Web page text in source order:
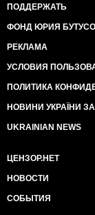
ПОДДЕРЖАТЬ
ФОНД ЮРИЯ
РЕКЛАМА
УСЛОВИЯ
ПОЛИТИКА
НОВИНИ УКРАЇНИ
UKRAINIAN NEWS
ЦЕНЗОР.НЕТ
НОВОСТИ
СОБЫТИЯ